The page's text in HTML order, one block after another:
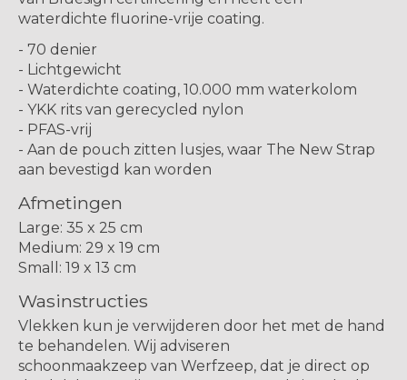
waterdichte fluorine-vrije coating.
- 70 denier
- Lichtgewicht
- Waterdichte coating, 10.000 mm waterkolom
- YKK rits van gerecycled nylon
- PFAS-vrij
- Aan de pouch zitten lusjes, waar The New Strap
aan bevestigd kan worden
Afmetingen
Large: 35 x 25 cm
Medium: 29 x 19 cm
Small: 19 x 13 cm
Wasinstructies
Vlekken kun je verwijderen door het met de hand
te behandelen. Wij adviseren
schoonmaakzeep van Werfzeep, dat je direct op